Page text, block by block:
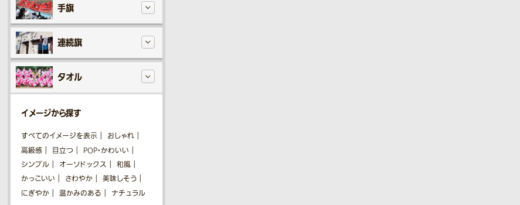
手旗
連続旗
タオル
イメージから探す
すべてのイメージを表示
おしゃれ
高級感
目立つ
POP・かわいい
シンプル
オーソドックス
和風
かっこいい
さわやか
美味しそう
にぎやか
温かみのある ナチュラル